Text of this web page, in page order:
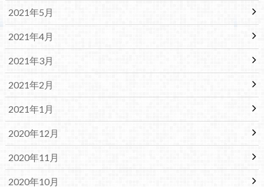
2021年5月
2021年4月
2021年3月
2021年2月
2021年1月
2020年12月
2020年11月
2020年10月